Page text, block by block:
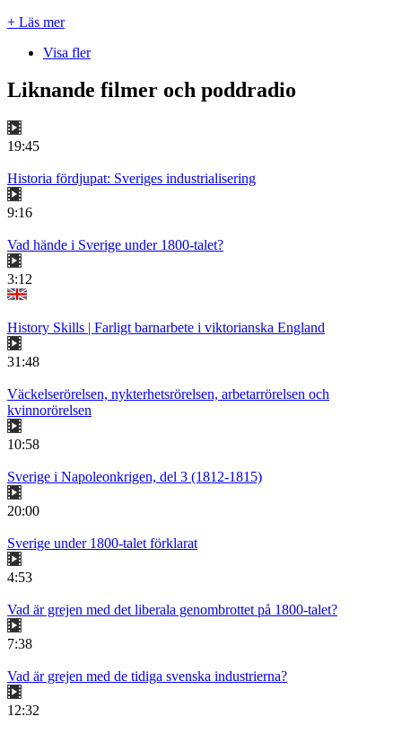
+ Läs mer
Visa fler
Liknande filmer och poddradio
19:45
Historia fördjupat: Sveriges industrialisering
9:16
Vad hände i Sverige under 1800-talet?
3:12
History Skills | Farligt barnarbete i viktorianska England
31:48
Väckelserörelsen, nykterhetsrörelsen, arbetarrörelsen och
kvinnorörelsen
10:58
Sverige i Napoleonkrigen, del 3 (1812-1815)
20:00
Sverige under 1800-talet förklarat
4:53
Vad är grejen med det liberala genombrottet på 1800-talet?
7:38
Vad är grejen med de tidiga svenska industrierna?
12:32